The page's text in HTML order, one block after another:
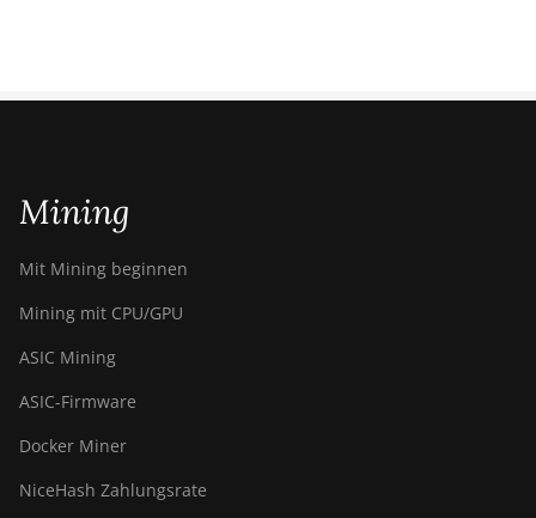
Mining
Mit Mining beginnen
Mining mit CPU/GPU
ASIC Mining
ASIC-Firmware
Docker Miner
NiceHash Zahlungsrate